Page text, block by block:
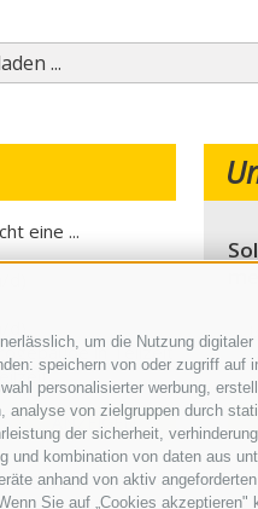
um die Nutzung
speichern von oder zugriff auf
personalisierter werbung,
von zielgruppen durch
der sicherheit,
kombination von daten aus
anhand von aktiv
Sie auf „Cookies
...
eine ...
in Teilzeit
ANZEIGEN
AUFGEBEN